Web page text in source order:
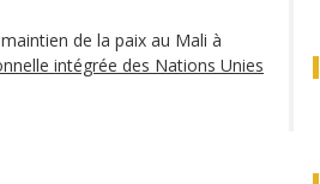
de la paix au Mali à
intégrée des Nations Unies